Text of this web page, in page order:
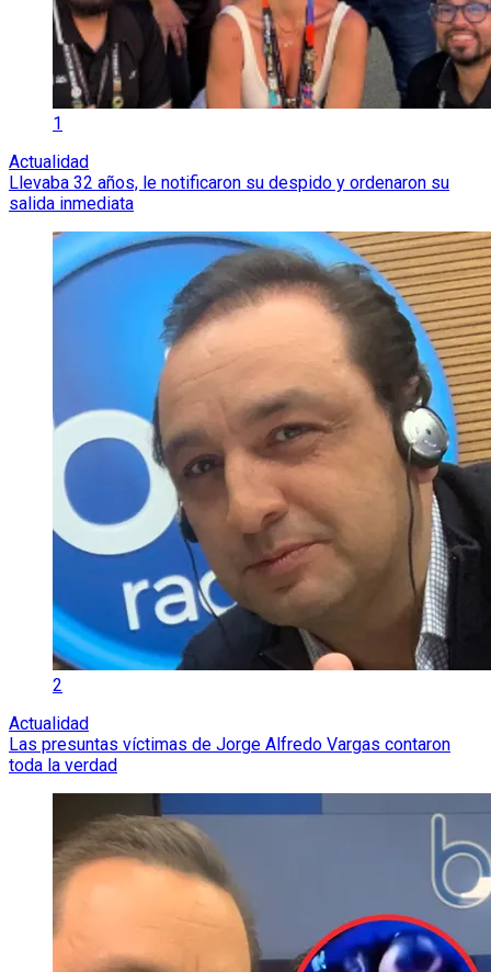
1
Actualidad
Llevaba 32 años, le notificaron su despido y ordenaron su
salida inmediata
2
Actualidad
Las presuntas víctimas de Jorge Alfredo Vargas contaron
toda la verdad